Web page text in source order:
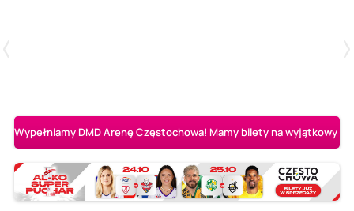
Wypełniamy DMD Arenę Częstochowa! Mamy bilety na wyjątkowy